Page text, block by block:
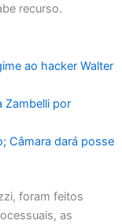
recurso.
ao hacker Walter
Zambelli por
Câmara dará posse
foram feitos
as